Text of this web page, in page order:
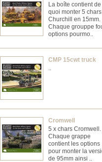
La boîte contient de
quoi monter 5 chars
Churchill en 15mm.
Chaque grouppe
options pourmo..
CMP 15cwt truck
..
Cromwell
5 x chars Cromwell.
Chaque grappe
contient les options
pour monter la
de 95mm ainsi ..